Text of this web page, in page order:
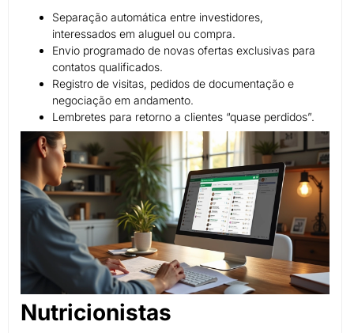
Separação automática entre investidores,
interessados em aluguel ou compra.
Envio programado de novas ofertas exclusivas para
contatos qualificados.
Registro de visitas, pedidos de documentação e
negociação em andamento.
Lembretes para retorno a clientes “quase perdidos”.
Nutricionistas